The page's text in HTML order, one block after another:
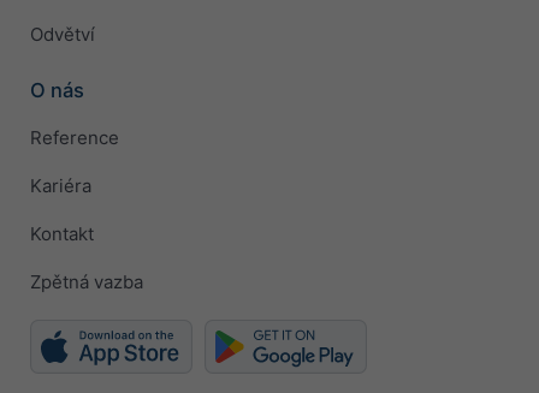
Odvětví
O nás
Reference
Kariéra
Kontakt
Zpětná vazba